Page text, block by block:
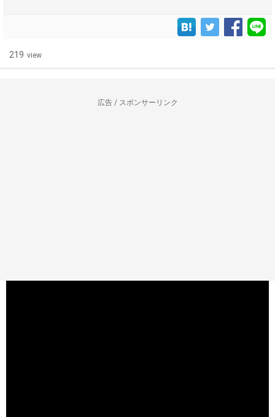
219 view
広告 / スポンサーリンク